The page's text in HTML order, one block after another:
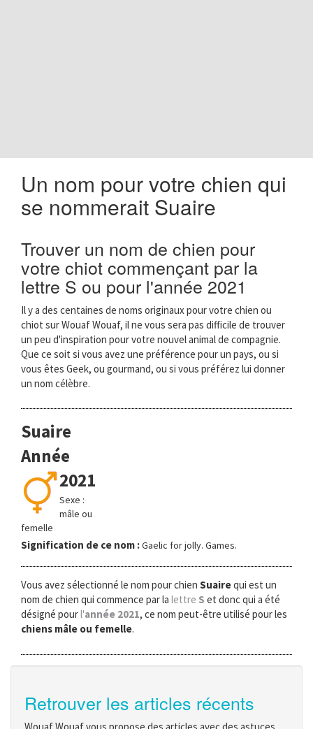
Un nom pour votre chien qui
se nommerait Suaire
Trouver un nom de chien pour
votre chiot commençant par la
lettre S ou pour l'année 2021
Il y a des centaines de noms originaux pour votre chien ou
chiot sur Wouaf Wouaf, il ne vous sera pas difficile de trouver
un peu d'inspiration pour votre nouvel animal de compagnie.
Que ce soit si vous avez une préférence pour un pays, ou si
vous êtes Geek, ou gourmand, ou si vous préférez lui donner
un nom célèbre.
Suaire
Année
2021
Sexe :
mâle ou
femelle
Signification de ce nom :Gaelic for jolly. Games.
Vous avez sélectionné le nom pour chien Suairequi est un
nom de chien qui commence par la lettre S et donc qui a été
désigné pourl'année 2021, ce nom peut-être utilisé pour les
chiens mâle ou femelle.
Retrouver les articles récents